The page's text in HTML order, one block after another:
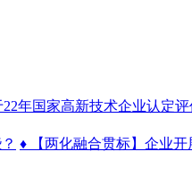
年国家高新技术企业认定评
♦ 【两化融合贯标】企业